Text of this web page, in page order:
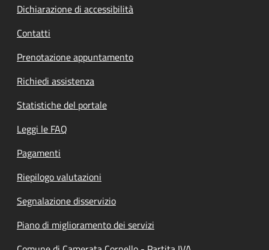
Dichiarazione di accessibilità
Contatti
Prenotazione appuntamento
Richiedi assistenza
Statistiche del portale
Leggi le FAQ
Pagamenti
Riepilogo valutazioni
Segnalazione disservizio
Piano di miglioramento dei servizi